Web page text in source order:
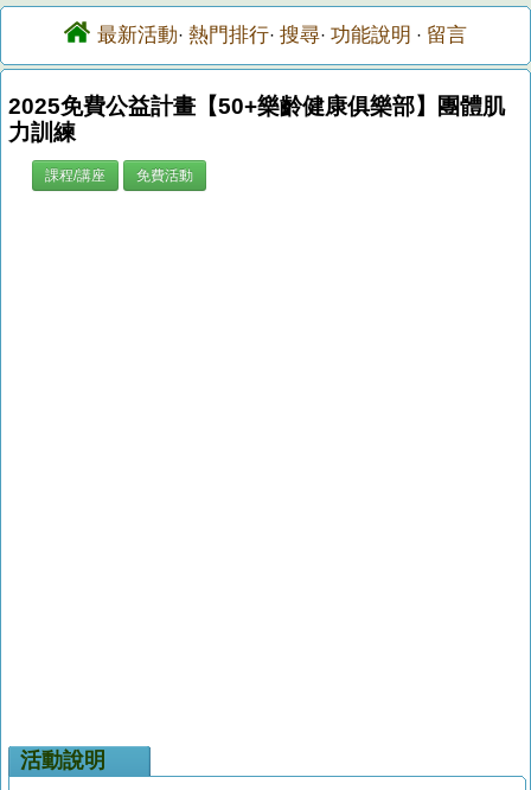
最新活動· 熱門排行· 搜尋· 功能說明 · 留言
2025免費公益計畫【50+樂齡健康俱樂部】團體肌
力訓練
課程/講座 免費活動
活動說明